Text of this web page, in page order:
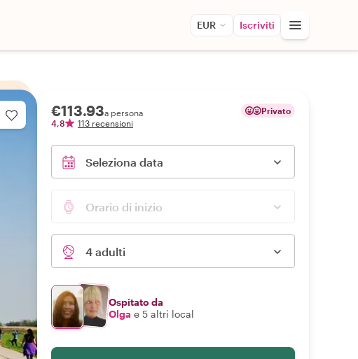
EUR Iscriviti
€113.93a persona
4,8
113 recensioni
Privato
Seleziona data
Orario di inizio
4 adulti
Ospitato da
Olga e 5 altri local